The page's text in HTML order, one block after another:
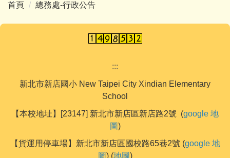
首頁 總務處-行政公告
:::
新北市新店國小 New Taipei City Xindian Elementary
School
【本校地址】[23147] 新北市新店區新店路2號 (google 地
圖)
【貨運用停車場】新北市新店區國校路65巷2號 (google 地
圖) (地圖)